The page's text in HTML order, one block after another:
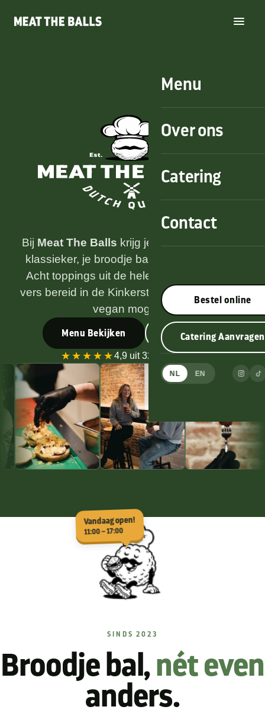
Menu
Over ons
Catering
Contact
Bestel online
Catering Aanvragen
NL EN
Bij Meat The Balls krijg je de oer-Hollandse
klassieker, je broodje bal nét even anders.
Acht toppings uit de hele wereld, dagelijks
vers bereid in de Kinkerstraat. Volledig halal,
vegan mogelijk.
Menu Bekijken Over Ons
★★★★★4,9 uit 323 Reviews
Vandaag open!
11:00 – 17:00
SINDS 2023
Broodje bal, nét even
anders.